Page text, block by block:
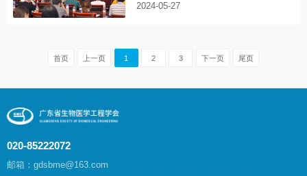
承、发展现状、原料开发以及新药开发等
2024-05-27
首页 上一页 1 2 3 下一页 尾页
020-85222072
邮箱：gdsbme@163.com